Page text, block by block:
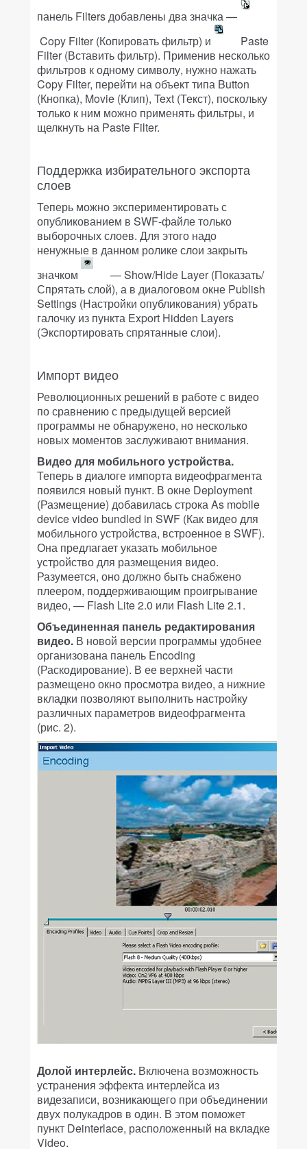
панель Filters добавлены два значка —
Copy Filter (Копировать фильтр) и
Paste
Filter (Вставить фильтр). Применив несколько
фильтров к одному символу, нужно нажать
Copy Filter, перейти на объект типа Button
(Кнопка), Movie (Клип), Text (Текст), поскольку
только к ним можно применять фильтры, и
щелкнуть на Paste Filter.
Поддержка избирательного экспорта
слоев
Теперь можно экспериментировать с
опубликованием в SWF-файле только
выборочных слоев. Для этого надо
ненужные в данном ролике слои закрыть
значком
— Show/Hide Layer (Показать/
Спрятать слой), а в диалоговом окне Publish
Settings (Настройки опубликования) убрать
галочку из пункта Export Hidden Layers
(Экспортировать спрятанные слои).
Импорт видео
Революционных решений в работе с видео
по сравнению с предыдущей версией
программы не обнаружено, но несколько
новых моментов заслуживают внимания.
Видео для мобильного устройства.
Теперь в диалоге импорта видеофрагмента
появился новый пункт. В окне Deployment
(Размещение) добавилась строка As mobile
device video bundled in SWF (Как видео для
мобильного устройства, встроенное в SWF).
Она предлагает указать мобильное
устройство для размещения видео.
Разумеется, оно должно быть снабжено
плеером, поддерживающим проигрывание
видео, — Flash Lite 2.0 или Flash Lite 2.1.
Объединенная панель редактирования
видео. В новой версии программы удобнее
организована панель Encoding
(Раскодирование). В ее верхней части
размещено окно просмотра видео, а нижние
вкладки позволяют выполнить настройку
различных параметров видеофрагмента
(рис. 2).
Долой интерлейс. Включена возможность
устранения эффекта интерлейса из
видезаписи, возникающего при объединении
двух полукадров в один. В этом поможет
пункт Deinterlace, расположенный на вкладке
Video.